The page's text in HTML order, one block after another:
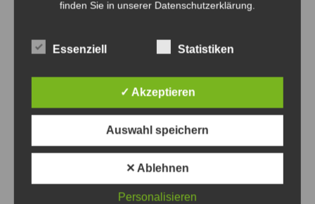
Blitzertermine im Ostkreis in der 33. KW
7. August 2026 0
finden Sie in unserer Datenschutzerklärung.
Essenziell Statistiken
✓ Akzeptieren
Auswahl speichern
✕ Ablehnen
Personalisieren